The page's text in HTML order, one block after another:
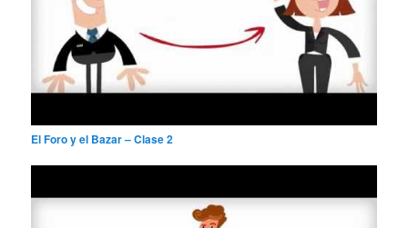
El Foro y el Bazar – Clase 2